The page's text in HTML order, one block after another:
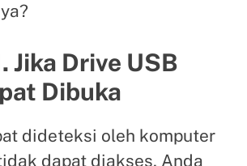
Jika Drive USB
Dibuka
dideteksi oleh komputer
dapat diakses, Anda